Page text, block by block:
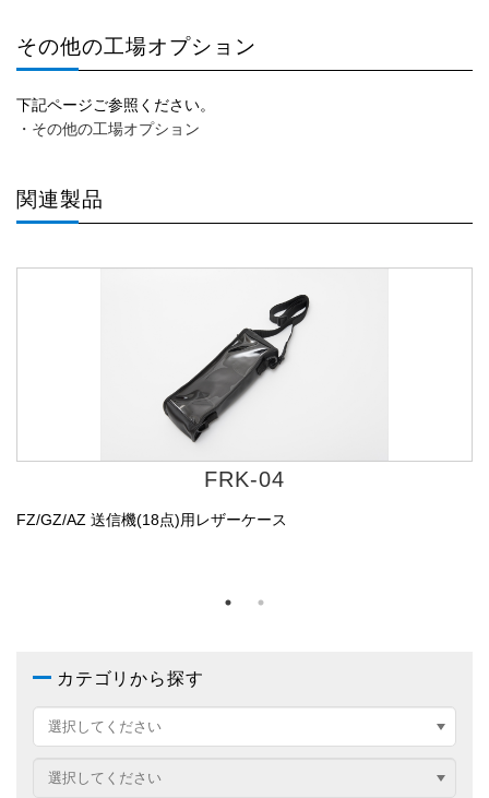
その他の工場オプション
下記ページご参照ください。
・その他の工場オプション
関連製品
BA0.7C-3.6F
FZ/GZ/AZ用 送信機 充電池
カテゴリから探す